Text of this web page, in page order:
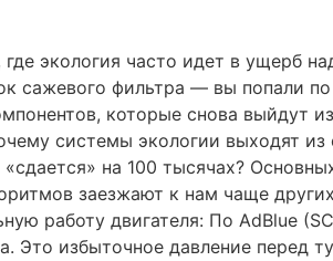
экология часто идет в ущерб
сажевого фильтра — вы попали
которые снова выйдут
системы экологии выходят
на 100 тысячах?
заезжают к нам чаще
работу двигателя: По AdBlue
избыточное давление перед